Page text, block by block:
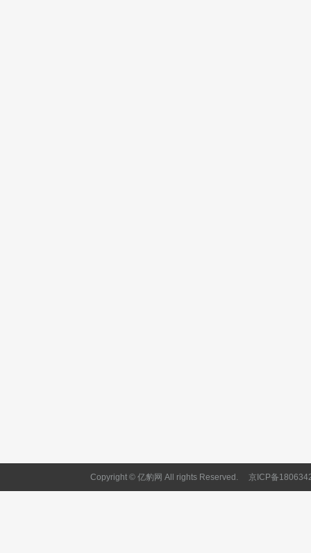
Copyright © 亿豹网 All rights Reserved. 京ICP备